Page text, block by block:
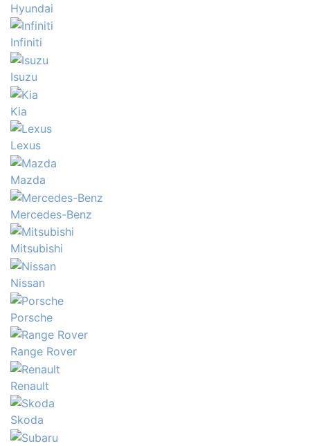
Hyundai
Infiniti
Isuzu
Kia
Lexus
Mazda
Mercedes-Benz
Mitsubishi
Nissan
Porsche
Range Rover
Renault
Skoda